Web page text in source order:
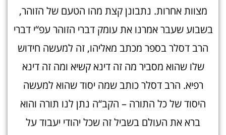
מצוות אחרות. נתבונן קצת מהו הטעם של הזוהר,
בשבוע שעבר אמרנו את עומק דברי הזוהר עפ“י דברי
הרב דסלר בספר מכתב מאליהו, זה למעשה חידוש
שלו שהוא מסביר מה זה דינא קשיא ומה זה דינא
רפיא. הרב דסלר כותב שמה יסוד שהוא למעשה
היסוד של כל התורה – הקב“ה נתן לנו תורה והוא
ברא את העולם בשביל זה שכל יהודי יעבוד על